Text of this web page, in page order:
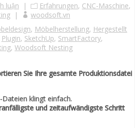
luận | Erfahrungen, CNC-Maschine,
|
woodsoft.vn
, Möbelherstellung, Hergestellt
Plugin, SketchUp, SmartFactory,
, Woodsoft Nesting
Sie Ihre gesamte Produktionsdatei
klingt einfach.
und zeitaufwändigste Schritt